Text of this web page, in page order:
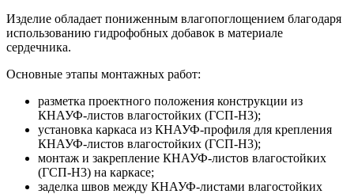
Изделие обладает пониженным влагопоглощением благодаря
использованию гидрофобных добавок в материале
сердечника.
Основные этапы монтажных работ:
разметка проектного положения конструкции из
КНАУФ-листов влагостойких (ГСП-Н3);
установка каркаса из КНАУФ-профиля для крепления
КНАУФ-листов влагостойких (ГСП-Н3);
монтаж и закрепление КНАУФ-листов влагостойких
(ГСП-Н3) на каркасе;
заделка швов между КНАУФ-листами влагостойких